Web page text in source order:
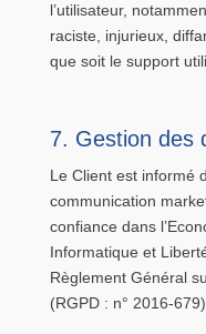
l’utilisateur,
raciste, injurieux,
que soit le support
7. Gestion des
Le Client est informé
communication
confiance dans
Informatique et
Règlement Général
(RGPD : n° 2016-679).